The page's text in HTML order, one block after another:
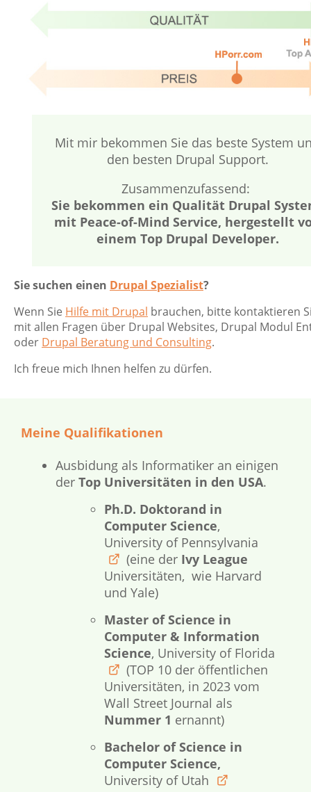
Mit mir bekommen Sie das beste System
den besten Drupal Support.
Zusammenzufassend:
Sie bekommen ein Qualität Drupal
mit Peace-of-Mind Service, hergestellt
einem Top Drupal Developer.
Sie suchen einen Drupal Spezialist?
Wenn Sie Hilfe mit Drupal brauchen, bitte kontaktieren
mit allen Fragen über Drupal Websites, Drupal Modul
oder Drupal Beratung und Consulting.
Ich freue mich Ihnen helfen zu dürfen.
Meine Qualifikationen
Ausbidung als Informatiker an einigen
der Top Universitäten in den USA.
Ph.D. Doktorand in
Computer Science,
University of Pennsylvania
link(eine der Ivy League
Universitäten, wie Harvard
und Yale)
Master of Science in
Computer & Information
Science, University of Florida
link(TOP 10 der öffentlichen
Universitäten, in 2023 vom
Wall Street Journal als
Nummer 1 ernannt)
Bachelor of Science in
Computer Science,
University of Utah link